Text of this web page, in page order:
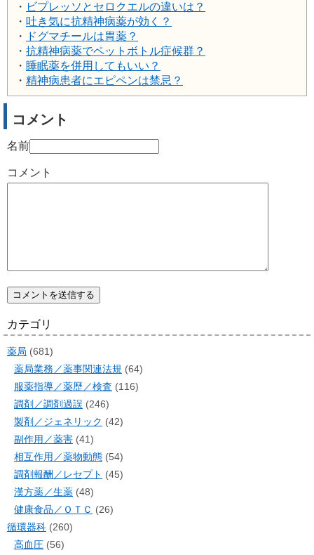
・ ビプレッソとセロクエルの違いは？
・ 吐き気に抗精神病薬が効く？
・
ドグマチールは胃薬？
・ 抗精神病薬でペットボトル症候群？
・ 睡眠薬を併用してもいい？
・ 精神病患者にエピペンは禁忌？
コメント
名前
コメント
カテゴリ
薬局 (681)
薬局業務／薬事関連法規 (64)
服薬指導／薬歴／検査 (116)
調剤／調剤過誤 (246)
製剤／ジェネリック (42)
副作用／薬害 (41)
相互作用／薬物動態 (54)
調剤報酬／レセプト (45)
漢方薬／生薬 (48)
健康食品／ＯＴＣ (26)
循環器科 (260)
高血圧 (56)